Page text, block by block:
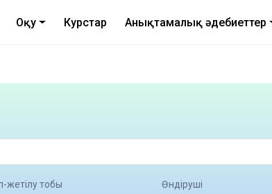
Оқу Курстар Анықтамалық әдебиеттер
жетілу тобы Өндіруші